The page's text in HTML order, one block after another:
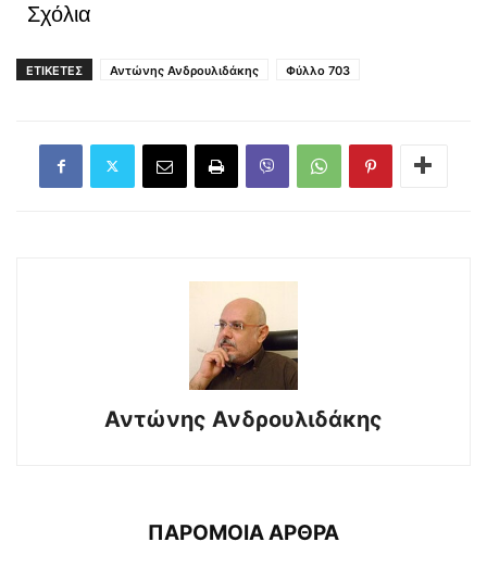
Σχόλια
ΕΤΙΚΕΤΕΣ Αντώνης Ανδρουλιδάκης Φύλλο 703
Αντώνης Ανδρουλιδάκης
ΠΑΡΟΜΟΙΑ ΑΡΘΡΑ